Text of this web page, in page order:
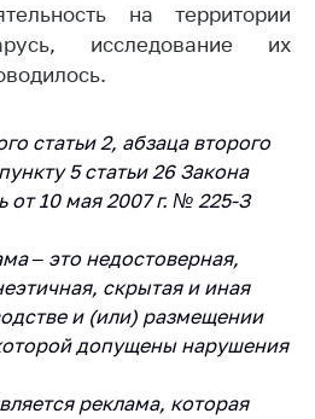
на территории
исследование их
статьи 2, абзаца второго
5 статьи 26 Закона
от 10 мая 2007 г. № 225-З
– это недостоверная,
скрытая и иная
и (или) размещении
допущены нарушения
реклама, которая